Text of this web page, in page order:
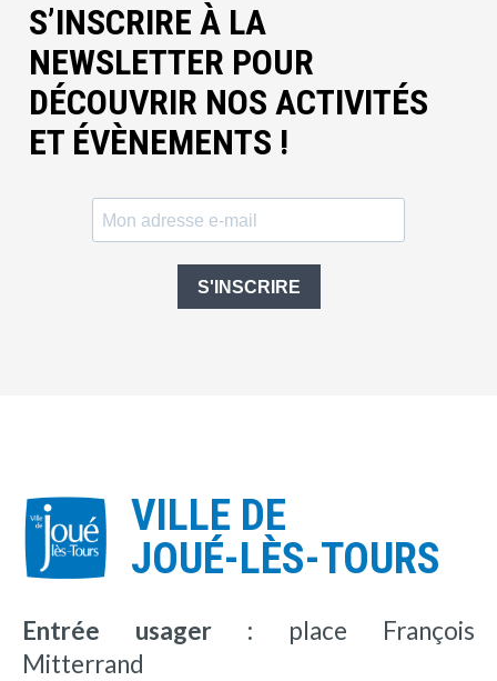
S’INSCRIRE À LA
NEWSLETTER POUR
DÉCOUVRIR NOS ACTIVITÉS
ET ÉVÈNEMENTS !
S'INSCRIRE
VILLE DE
JOUÉ-LÈS-TOURS
Entrée usager : place François
Mitterrand